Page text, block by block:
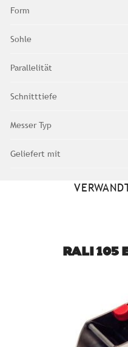
Form
Sohle
Parallelität
Schnitttiefe
Messer Typ
Geliefert mit
RALI 105